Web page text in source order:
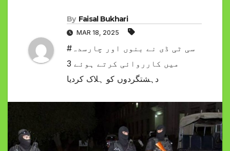
By Faisal Bukhari
MAR 18, 2025
#سی ٹی ڈی نے بنوں اور چارسدہ
میں کارروائی کرتے ہوئے 3
دہشتگردوں کو ہلاک کردیا